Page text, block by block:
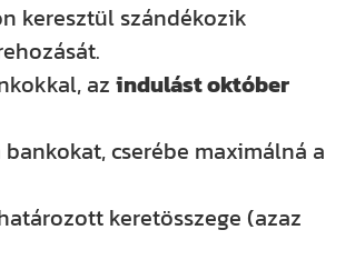
keresztül szándékozik
azindulást október
cserébe maximálná a
keretösszege (azaz